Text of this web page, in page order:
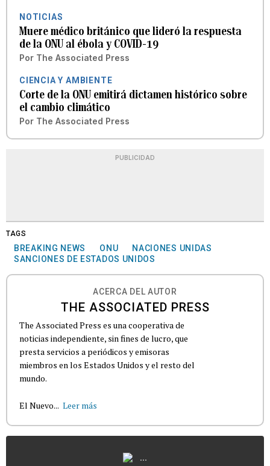
NOTICIAS
Muere médico británico que lideró la respuesta
de la ONU al ébola y COVID-19
Por The Associated Press
CIENCIA Y AMBIENTE
Corte de la ONU emitirá dictamen histórico sobre
el cambio climático
Por The Associated Press
PUBLICIDAD
TAGS
BREAKING NEWS ONU
NACIONES UNIDAS
SANCIONES DE ESTADOS UNIDOS
ACERCA DEL AUTOR
THE ASSOCIATED PRESS
The Associated Press es una cooperativa de
noticias independiente, sin fines de lucro, que
presta servicios a periódicos y emisoras
miembros en los Estados Unidos y el resto del
mundo.
El Nuevo... Leer más
...